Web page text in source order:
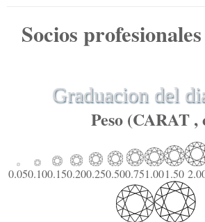
Socios
Graduacion del
Peso (CARAT ,
0.050.100.150.200.250.500.751.001.50